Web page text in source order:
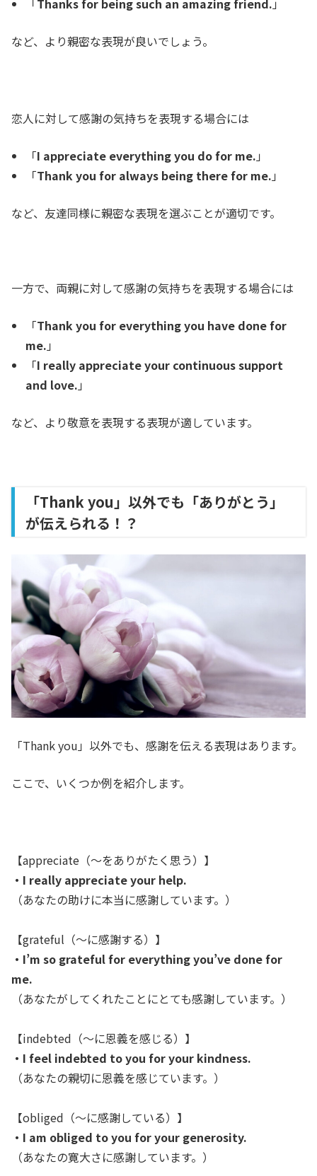
「 Thanks for being such an amazing friend. 」
など、より親密な表現が良いでしょう。
恋人に対して感謝の気持ちを表現する場合には
「I appreciate everything you do for me. 」
「Thank you for always being there for me. 」
など、友達同様に親密な表現を選ぶことが適切です。
一方で、両親に対して感謝の気持ちを表現する場合には
「Thank you for everything you have done for
me. 」
「I really appreciate your continuous support
and love. 」
など、より敬意を表現する表現が適しています。
「Thank you」以外でも「ありがとう」
が伝えられる！？
「Thank you」以外でも、感謝を伝える表現はあります。
こ こで、いくつか例を紹介します。
【appreciate（～をありがたく思う）】
・I really appreciate your help.
（あなたの助けに本当に感謝しています。）
【grateful（～に感謝する）】
・I’m so grateful for everything you’ve done for
me.
（あなたがしてくれたことにとても感謝しています。）
【indebted（～に恩義を感じる）】
・I feel indebted to you for your kindness.
（あなたの親切に恩義を感じています。）
【obliged（～に感謝している）】
・I am obliged to you for your generosity.
（あなたの寛大さに感謝しています。）